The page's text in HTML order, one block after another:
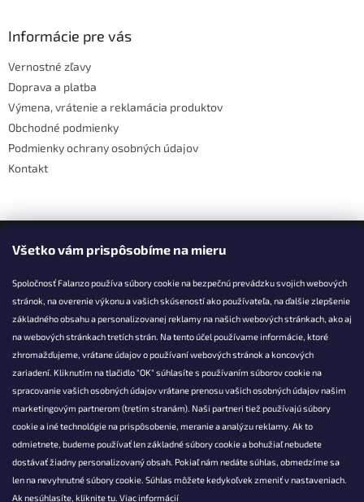
Všetko vám prispôsobíme na mieru
Spoločnosť Falanzo používa súbory cookie na bezpečnú prevádzku svojich webových
stránok, na overenie výkonu a vašich skúseností ako používateľa, na ďalšie zlepšenie
základného obsahu a personalizovanej reklamy na našich webových stránkach, ako aj
na webových stránkach tretích strán. Na tento účel používame informácie, ktoré
zhromažďujeme, vrátane údajov o používaní webových stránok a koncových
zariadení. Kliknutím na tlačidlo "OK" súhlasíte s používaním súborov cookie na
spracovanie vašich osobných údajov vrátane prenosu vašich osobných údajov našim
marketingovým partnerom (tretím stranám). Naši partneri tiež používajú súbory
cookie a iné technológie na prispôsobenie, meranie a analýzu reklamy. Ak to
odmietnete, budeme používať len základné súbory cookie a bohužiaľ nebudete
dostávať žiadny personalizovaný obsah. Pokiaľ nám nedáte súhlas, obmedzíme sa
len na nevyhnutné súbory cookie. Súhlas môžete kedykoľvek zmeniť v nastaveniach.
Ak nesúhlasíte, kliknitetu. Viac informácií
Informácie pre vás
Vernostné zľavy
Doprava a platba
Výmena, vrátenie a reklamácia produktov
Obchodné podmienky
Podmienky ochrany osobných údajov
Kontakt
Facebook
KONTAKT
info@falanzo.sk
Falanzo.sk
FalanzoSK